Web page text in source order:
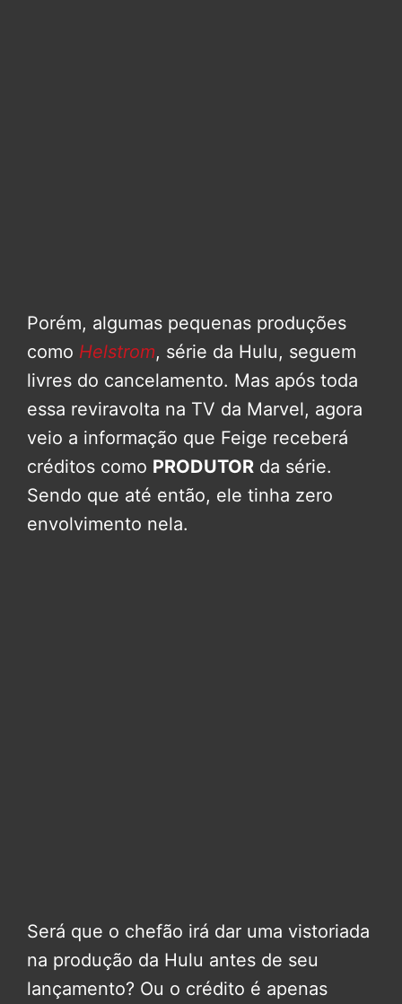
Porém, algumas pequenas produções
como Helstrom, série da Hulu, seguem
livres do cancelamento. Mas após toda
essa reviravolta na TV da Marvel, agora
veio a informação que Feige receberá
créditos como PRODUTOR da série.
Sendo que até então, ele tinha zero
envolvimento nela.
Será que o chefão irá dar uma vistoriada
na produção da Hulu antes de seu
lançamento? Ou o crédito é apenas